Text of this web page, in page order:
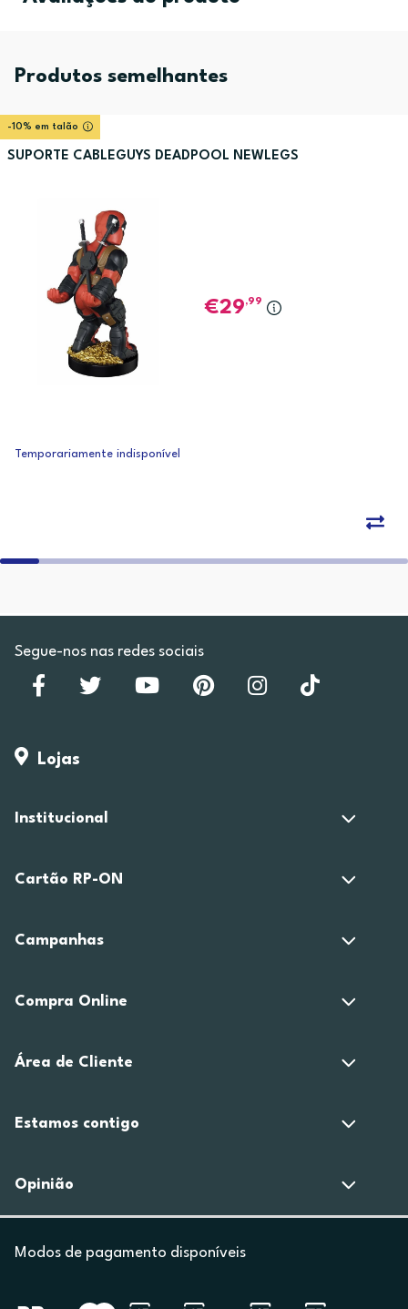
Produtos semelhantes
-10% em talão
SUPORTE CABLEGUYS DEADPOOL NEWLEGS
29,99
Temporariamente indisponível
Segue-nos nas redes sociais
Lojas
Institucional
Cartão RP-ON
Campanhas
Compra Online
Área de Cliente
Estamos contigo
Opinião
Modos de pagamento disponíveis